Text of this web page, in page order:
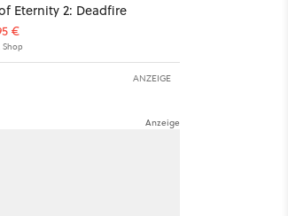
Eternity 2: Deadfire
€
Shop
ANZEIGE